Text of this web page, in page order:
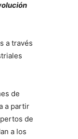
a través
de
a partir
de
a los